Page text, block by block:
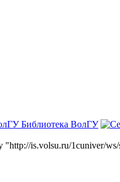
Библиотека ВолГУ
is.volsu.ru/1cuniver/